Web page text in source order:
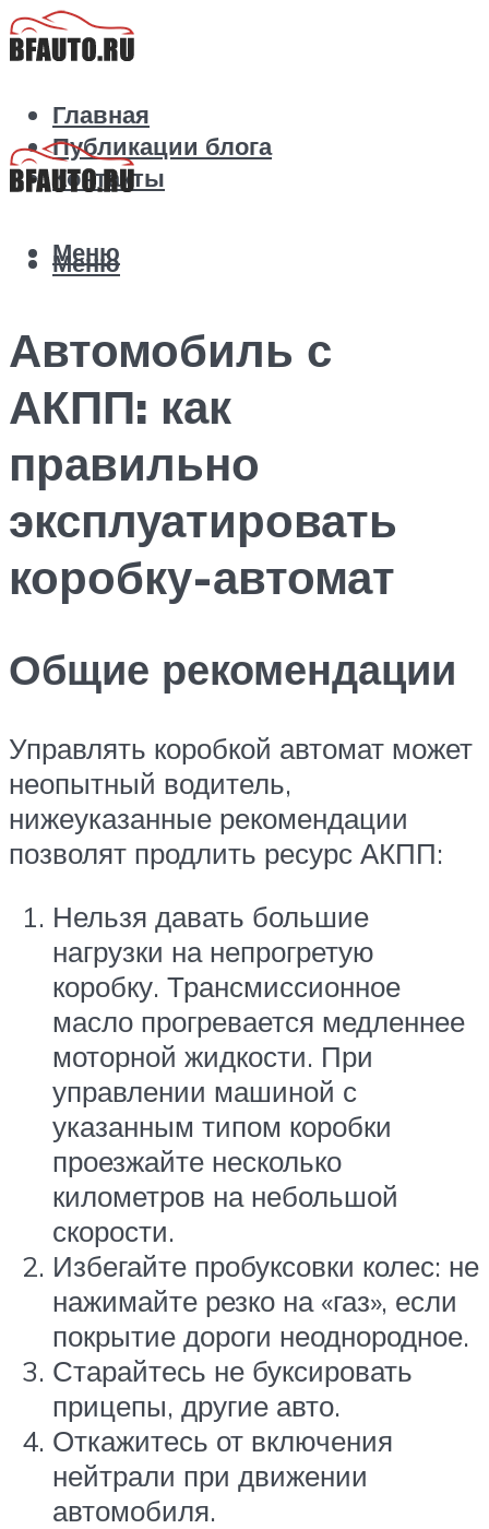
Главная
Публикации блога
Контакты
Меню
Меню
Автомобиль с
АКПП: как
правильно
эксплуатировать
коробку-автомат
Общие рекомендации
Управлять коробкой автомат может
неопытный водитель,
нижеуказанные рекомендации
позволят продлить ресурс АКПП:
Нельзя давать большие
нагрузки на непрогретую
коробку. Трансмиссионное
масло прогревается медленнее
моторной жидкости. При
управлении машиной с
указанным типом коробки
проезжайте несколько
километров на небольшой
скорости.
Избегайте пробуксовки колес: не
нажимайте резко на «газ», если
покрытие дороги неоднородное.
Старайтесь не буксировать
прицепы, другие авто.
Откажитесь от включения
нейтрали при движении
автомобиля.